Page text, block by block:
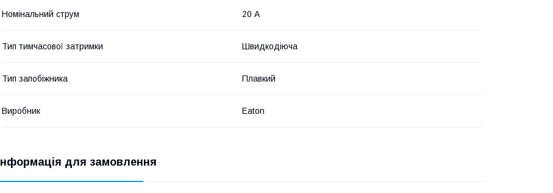
Номінальний струм 20 А
Тип тимчасової затримки Швидкодіюча
Тип запобіжника Плавкий
Виробник Eaton
Інформація для замовлення